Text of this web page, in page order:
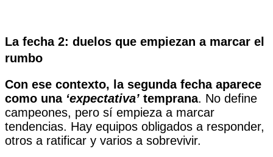
La fecha 2: duelos que empiezan a marcar el
rumbo
Con ese contexto, la segunda fecha aparece
como una ‘expectativa’ temprana. No define
campeones, pero sí empieza a marcar
tendencias. Hay equipos obligados a responder,
otros a ratificar y varios a sobrevivir.